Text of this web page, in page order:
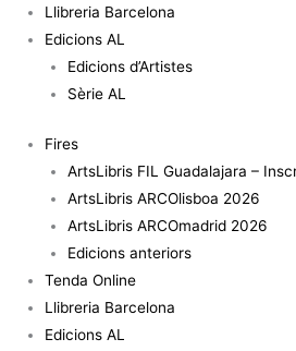
Llibreria Barcelona
Edicions AL
Edicions d’Artistes
Sèrie AL
Fires
ArtsLibris FIL Guadalajara –
ArtsLibris ARCOlisboa 2026
ArtsLibris ARCOmadrid 2026
Edicions anteriors
Tenda Online
Llibreria Barcelona
Edicions AL